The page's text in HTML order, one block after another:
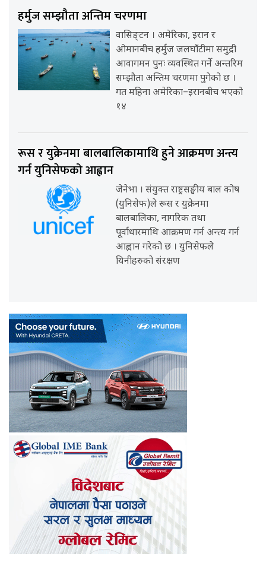
हर्मुज सम्झौता अन्तिम चरणमा
वासिङ्टन । अमेरिका, इरान र
ओमानबीच हर्मुज जलघाँटीमा समुद्री
आवागमन पुनः व्यवस्थित गर्ने अन्तरिम
सम्झौता अन्तिम चरणमा पुगेको छ ।
गत महिना अमेरिका–इरानबीच भएको
१४
रूस र युक्रेनमा बालबालिकामाथि हुने आक्रमण अन्त्य
गर्न युनिसेफको आह्वान
जेनेभा । संयुक्त राष्ट्रसङ्घीय बाल कोष
(युनिसेफ)ले रूस र युक्रेनमा
बालबालिका, नागरिक तथा
पूर्वाधारमाथि आक्रमण गर्न अन्त्य गर्न
आह्वान गरेको छ । युनिसेफले
यिनीहरुको संरक्षण